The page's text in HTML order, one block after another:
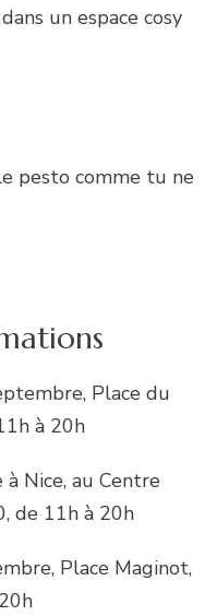
un espace cosy
pesto comme tu ne
Place du
à 20h
Nice, au Centre
de 11h à 20h
Place Maginot,